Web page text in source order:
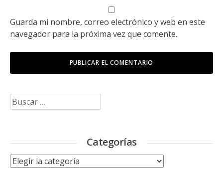
Guarda mi nombre, correo electrónico y web en este
navegador para la próxima vez que comente.
Buscar:
Categorías
Categorías